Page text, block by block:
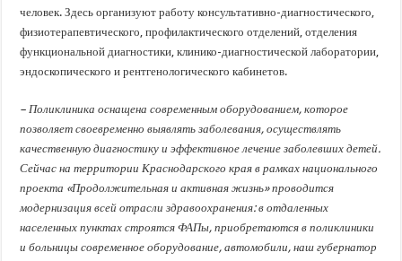
человек. Здесь организуют работу консультативно-диагностического,
физиотерапевтического, профилактического отделений, отделения
функциональной диагностики, клинико-диагностической лаборатории,
эндоскопического и рентгенологического кабинетов.
– Поликлиника оснащена современным оборудованием, которое
позволяет своевременно выявлять заболевания, осуществлять
качественную диагностику и эффективное лечение заболевших детей.
Сейчас на территории Краснодарского края в рамках национального
проекта «Продолжительная и активная жизнь» проводится
модернизация всей отрасли здравоохранения: в отдаленных
населенных пунктах строятся ФАПы, приобретаются в поликлиники
и больницы современное оборудование, автомобили, наш губернатор